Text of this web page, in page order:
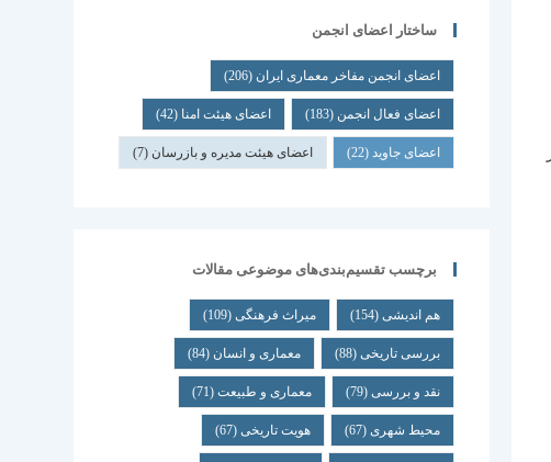
ساختار اعضای انجمن
اعضای انجمن مفاخر معماری ایران (206)
اعضای فعال انجمن (183) اعضای هیئت امنا (42)
اعضای جاوید(22) اعضای هیئت مدیره و بازرسان (7)
برچسب تقسیم‌بندی‌های موضوعی مقالات
هم اندیشی(154) میراث فرهنگی(109)
بررسی تاریخی(88) معماری و انسان (84)
نقد و بررسی(79) معماری و طبیعت(71)
محیط شهری(67) هویت تاریخی(67)